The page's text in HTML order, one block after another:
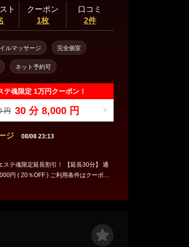
ト
クーポン
1枚
口コミ
2件
ルマッサージ 完全個室
ネット予約可
テ魂限定 1万円クーポン！
円 30 分 8,000 円
ジ 08/08 23:13
) ご利用条件はクーポン